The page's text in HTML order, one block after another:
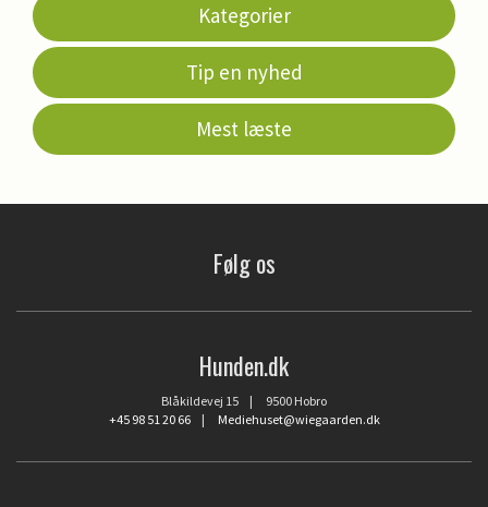
Kategorier
Tip en nyhed
Mest læste
Følg os
Hunden.dk
Blåkildevej 15 | 9500 Hobro
+45 98 51 20 66| Mediehuset@wiegaarden.dk